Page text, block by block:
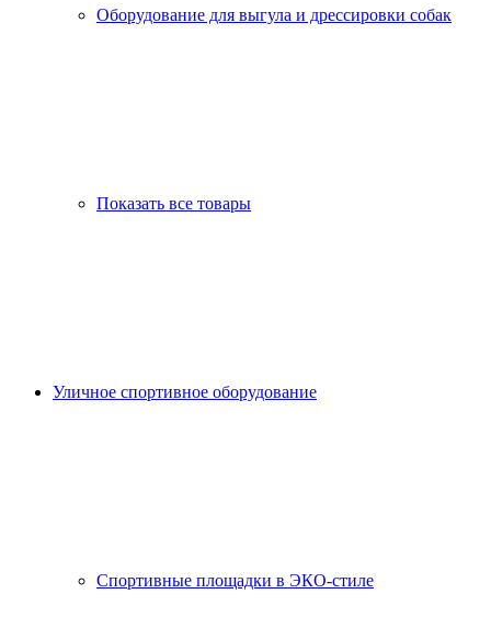
Оборудование для выгула и дрессировки собак
Показать все товары
Уличное спортивное оборудование
Спортивные площадки в ЭКО-стиле